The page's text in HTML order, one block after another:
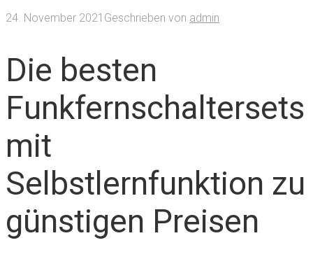
24. November 2021 Geschrieben von admin
Die besten
Funkfernschaltersets
mit
Selbstlernfunktion zu
günstigen Preisen